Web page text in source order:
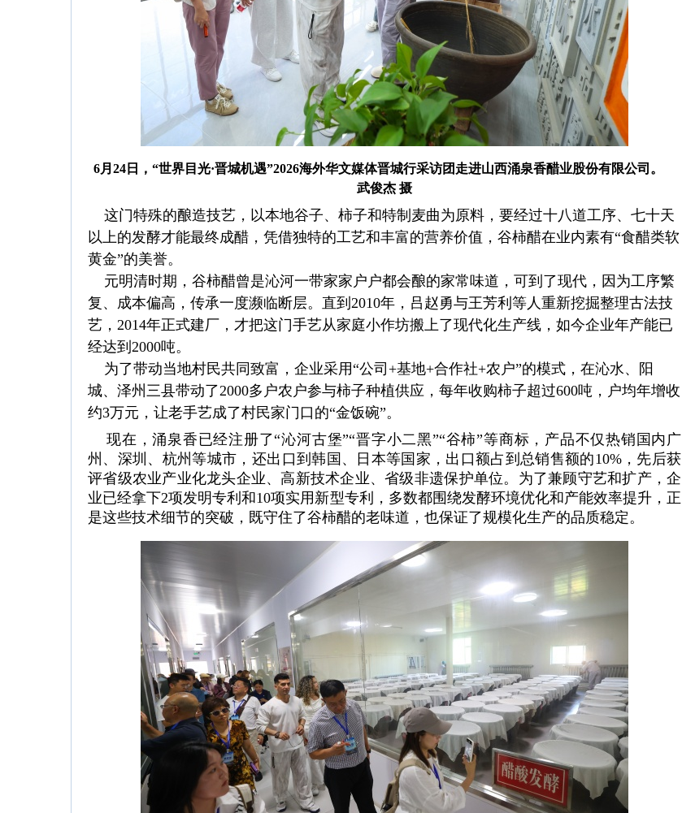
6月24日，“世界目光·晋城机遇”2026海外华文媒体晋城行采访团走进山西涌泉香醋业股份有限公司。
武俊杰 摄
这门特殊的酿造技艺，以本地谷子、柿子和特制麦曲为原料，要经过十八道工序、七十天
以上的发酵才能最终成醋，凭借独特的工艺和丰富的营养价值，谷柿醋在业内素有“食醋类软
黄金”的美誉。
元明清时期，谷柿醋曾是沁河一带家家户户都会酿的家常味道，可到了现代，因为工序繁
复、成本偏高，传承一度濒临断层。直到2010年，吕赵勇与王芳利等人重新挖掘整理古法技
艺，2014年正式建厂，才把这门手艺从家庭小作坊搬上了现代化生产线，如今企业年产能已
经达到2000吨。
为了带动当地村民共同致富，企业采用“公司+基地+合作社+农户”的模式，在沁水、阳
城、泽州三县带动了2000多户农户参与柿子种植供应，每年收购柿子超过600吨，户均年增收
约3万元，让老手艺成了村民家门口的“金饭碗”。
现在，涌泉香已经注册了“沁河古堡”“晋字小二黑”“谷柿”等商标，产品不仅热销国内广
州、深圳、杭州等城市，还出口到韩国、日本等国家，出口额占到总销售额的10%，先后获
评省级农业产业化龙头企业、高新技术企业、省级非遗保护单位。为了兼顾守艺和扩产，企
业已经拿下2项发明专利和10项实用新型专利，多数都围绕发酵环境优化和产能效率提升，正
是这些技术细节的突破，既守住了谷柿醋的老味道，也保证了规模化生产的品质稳定。